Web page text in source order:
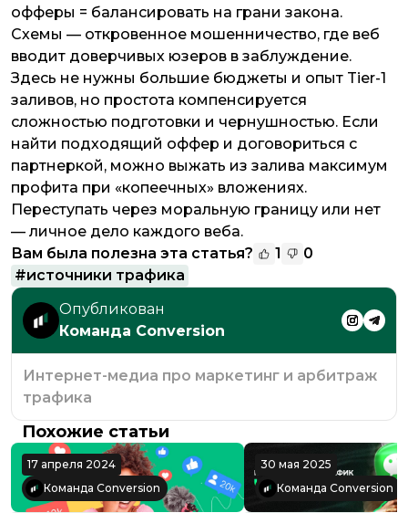
офферы = балансировать на грани закона.
Схемы — откровенное мошенничество, где веб
вводит доверчивых юзеров в заблуждение.
Здесь не нужны большие бюджеты и опыт Tier-1
заливов, но простота компенсируется
сложностью подготовки и чернушностью. Если
найти подходящий оффер и договориться с
партнеркой, можно выжать из залива максимум
профита при «копеечных» вложениях.
Переступать через моральную границу или нет
— личное дело каждого веба.
Вам была полезна эта статья?
1
0
#источники трафика
Опубликован
Команда Conversion
Интернет-медиа про маркетинг и арбитраж
трафика
Похожие статьи
17 апреля 2024
Команда Conversion
30 мая 2025
Команда Conversion